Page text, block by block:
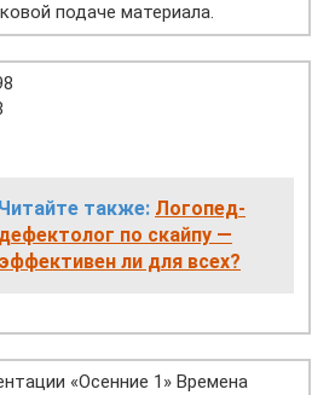
подаче материала.
Читайте также: Логопед-
дефектолог по скайпу —
эффективен ли для всех?
«Осенние 1» Времена